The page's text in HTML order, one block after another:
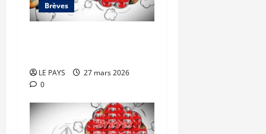
Brèves
LE PAYS
27 mars 2026
0